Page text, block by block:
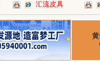
汇流皮具